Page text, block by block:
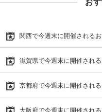
お
関西で今週末に開催される
滋賀県で今週末に開催され
京都府で今週末に開催され
大阪府で今週末に開催され